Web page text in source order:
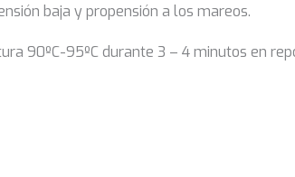
baja y propensión a los mareos.
90ºC-95ºC durante 3 – 4 minutos en